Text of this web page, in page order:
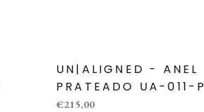
UN|ALIGNED - ANEL
PRATEADO UA-011-P
€215,00